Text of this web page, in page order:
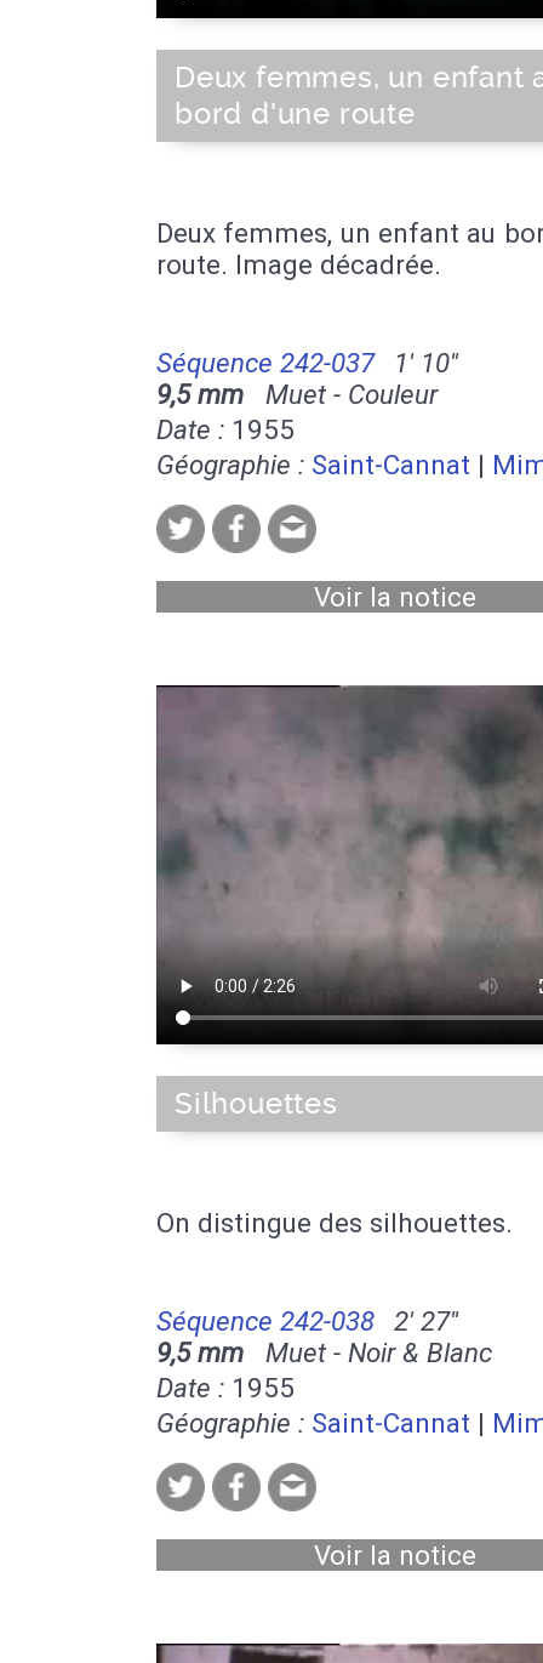
Deux femmes, un enfant
bord d'une route
Deux femmes, un enfant au
route. Image décadrée.
Séquence 242-037
1' 10''
9,5 mm Muet - Couleur
Date : 1955
Géographie : Saint-Cannat |
Voir la notice
Silhouettes
On distingue des silhouettes.
Séquence 242-038
2' 27''
9,5 mm Muet - Noir & Blanc
Date : 1955
Géographie : Saint-Cannat |
Voir la notice